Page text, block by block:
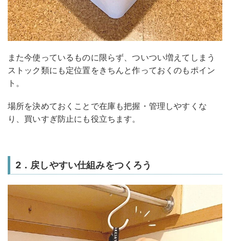
また今使っているものに限らず、ついつい増えてしまう
ストック類にも定位置をきちんと作っておくのもポイン
ト。
場所を決めておくことで在庫も把握・管理しやすくな
り、買いすぎ防止にも役立ちます。
2．戻しやすい仕組みをつくろう